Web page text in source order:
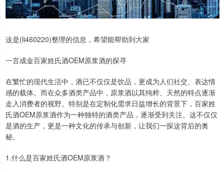
这是(li460220)整理的信息，希望能帮助到大家
一言成金百家姓氏酒OEM原浆酒的探寻
在繁忙的现代生活中，酒已不仅仅是饮品，更成为人们社交、表达情
感的载体。而在众多酒类产品中，原浆酒以其纯粹、天然的特点逐渐
走入消费者的视野。特别是在定制化需求日益增长的背景下，百家姓
氏酒OEM原浆酒作为一种独特的酒类产品，逐渐受到关注。这不仅仅
是酒的生产，更是一种文化的传承与创新，让我们一探这背后的奥
秘。
1.什么是百家姓氏酒OEM原浆酒？